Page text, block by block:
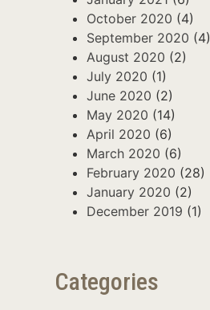
October 2020 (4)
September 2020 (4)
August 2020 (2)
July 2020 (1)
June 2020 (2)
May 2020 (14)
April 2020 (6)
March 2020 (6)
February 2020 (28)
January 2020 (2)
December 2019 (1)
Categories